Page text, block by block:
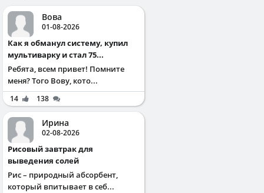
Вова
01-08-2026
Как я обманул систему, купил
мультиварку и стал 75...
Ребята, всем привет! Помните
меня? Того Вову, кото...
14 138
Ирина
02-08-2026
Рисовый завтрак для
выведения солей
Рис – природный абсорбент,
который впитывает в себ...